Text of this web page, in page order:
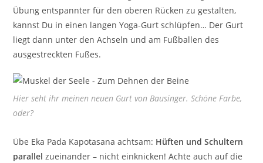
Übung entspannter für den oberen Rücken zu gestalten,
kannst Du in einen langen Yoga-Gurt schlüpfen… Der Gurt
liegt dann unter den Achseln und am Fußballen des
ausgestreckten Fußes.
Hier seht ihr meinen neuen Gurt von Bausinger. Schöne Farbe,
oder?
Übe Eka Pada Kapotasana achtsam: Hüften und Schultern
parallel zueinander – nicht einknicken! Achte auch auf die